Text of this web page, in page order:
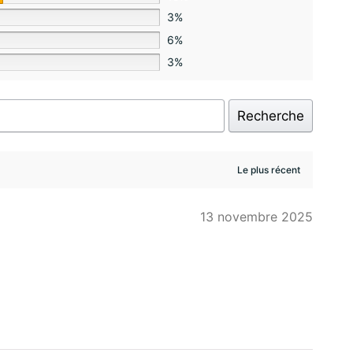
3%
6%
3%
Recherche
13 novembre 2025